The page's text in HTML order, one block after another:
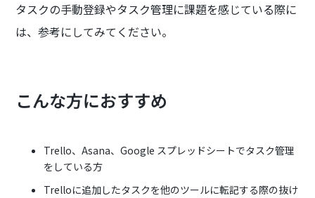
タスクの手動登録やタスク管理に課題を感じている際に
は、参考にしてみてください。
こんな方におすすめ
Trello、Asana、Google スプレッドシートでタスク管理
をしている方
Trelloに追加したタスクを他のツールに転記する際の抜け